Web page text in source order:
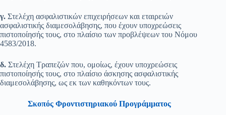
γ. Στελέχη ασφαλιστικών επιχειρήσεων και εταιρειών
ασφαλιστικής διαμεσολάβησης, που έχουν υποχρεώσεις
πιστοποίησής τους, στο πλαίσιο των προβλέψεων του Νόμου
4583/2018.
δ. Στελέχη Τραπεζών που, ομοίως, έχουν υποχρεώσεις
πιστοποίησής τους, στο πλαίσιο άσκησης ασφαλιστικής
διαμεσολάβησης, ως εκ των καθηκόντων τους.
Σκοπός Φροντιστηριακού Προγράμματος